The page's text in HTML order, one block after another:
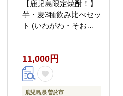
【鹿児島限定焼酎！】
芋・麦3種飲み比べセッ
ト (いわがわ・そお星
【山元商店】A879-v01
11,000円
鹿児島県 曽於市